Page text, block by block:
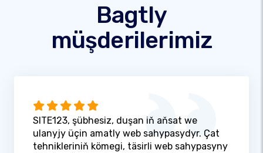
Bagtly
müşderilerimiz
SITE123, şübhesiz, duşan iň aňsat we
ulanyjy üçin amatly web sahypasydyr. Çat
tehnikleriniň kömegi, täsirli web sahypasyny